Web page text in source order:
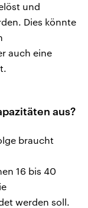
und
Dies könnte
auch eine
aus?
braucht
16 bis 40
werden soll.